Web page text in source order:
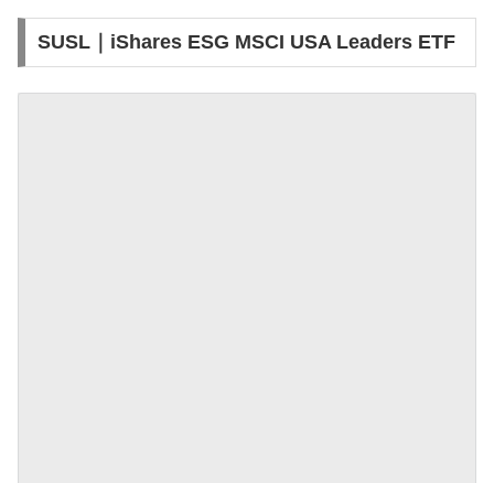
SUSL｜iShares ESG MSCI USA Leaders ETF